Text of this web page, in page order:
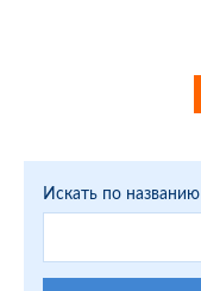
Искать по названию